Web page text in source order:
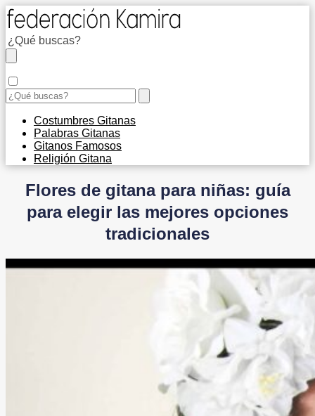
Costumbres Gitanas
Palabras Gitanas
Gitanos Famosos
Religión Gitana
Flores de gitana para niñas: guía
para elegir las mejores opciones
tradicionales